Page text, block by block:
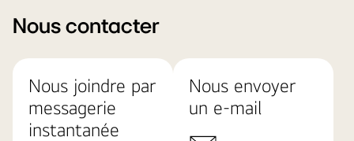
Nous contacter
Nous joindre par
messagerie
instantanée
Nous envoyer
un e-mail